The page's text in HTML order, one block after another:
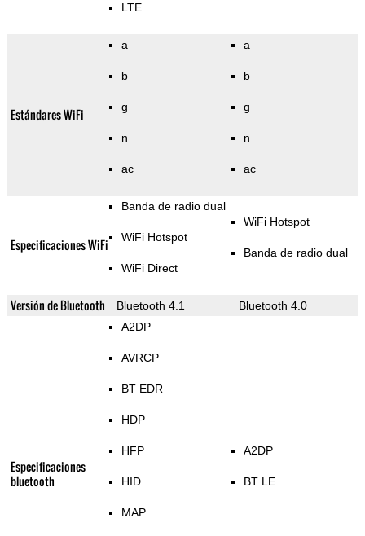
LTE
Estándares WiFi
a
b
g
n
ac
a
b
g
n
ac
Especificaciones WiFi
Banda de radio dual
WiFi Hotspot
WiFi Direct
WiFi Hotspot
Banda de radio dual
Versión de Bluetooth Bluetooth 4.1 Bluetooth 4.0
Especificaciones
bluetooth
A2DP
AVRCP
BT EDR
HDP
HFP
HID
MAP
A2DP
BT LE